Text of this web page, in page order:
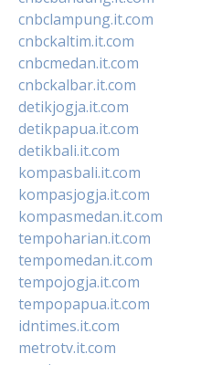
cnbclampung.it.com
cnbckaltim.it.com
cnbcmedan.it.com
cnbckalbar.it.com
detikjogja.it.com
detikpapua.it.com
detikbali.it.com
kompasbali.it.com
kompasjogja.it.com
kompasmedan.it.com
tempoharian.it.com
tempomedan.it.com
tempojogja.it.com
tempopapua.it.com
idntimes.it.com
metrotv.it.com